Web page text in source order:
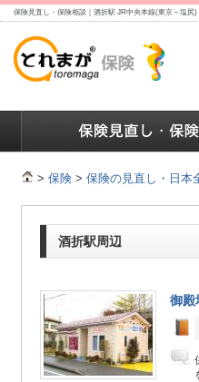
保険見直し・保険相談｜酒折駅 JR中央本線(東京～塩尻)
> 保険 > 保険の見直し・日本
酒折駅周辺
御